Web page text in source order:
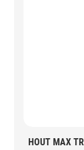
HOUT MAX